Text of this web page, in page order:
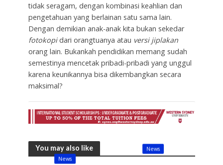
tidak seragam, dengan kombinasi keahlian dan
pengetahuan yang berlainan satu sama lain.
Dengan demikian anak-anak kita bukan sekedar
fotokopidari orangtuanya atau versi jiplakan
orang lain. Bukankah pendidikan memang sudah
semestinya mencetak pribadi-pribadi yang unggul
karena keunikannya bisa dikembangkan secara
maksimal?
You may also like
News
News